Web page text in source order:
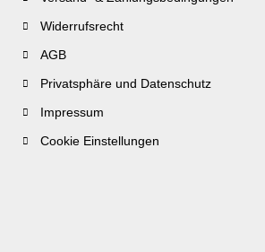
Widerrufsrecht
AGB
Privatsphäre und Datenschutz
Impressum
Cookie Einstellungen